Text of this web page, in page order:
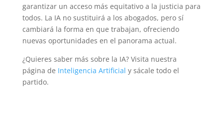
garantizar un acceso más equitativo a la justicia para
todos. La IA no sustituirá a los abogados, pero sí
cambiará la forma en que trabajan, ofreciendo
nuevas oportunidades en el panorama actual.
¿Quieres saber más sobre la IA? Visita nuestra
página de Inteligencia Artificial y sácale todo el
partido.